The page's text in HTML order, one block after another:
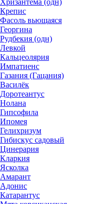
Хризантема (одн)
Крепис
Фасоль вьющаяся
Георгина
Рудбекия (одн)
Левкой
Кальцеолярия
Импатиенс
Газания (Гацания)
Василёк
Доротеантус
Нолана
Гипсофила
Ипомея
Гелихризум
Гибискус садовый
Цинерария
Кларкия
Ясколка
Амарант
Адонис
Катарантус